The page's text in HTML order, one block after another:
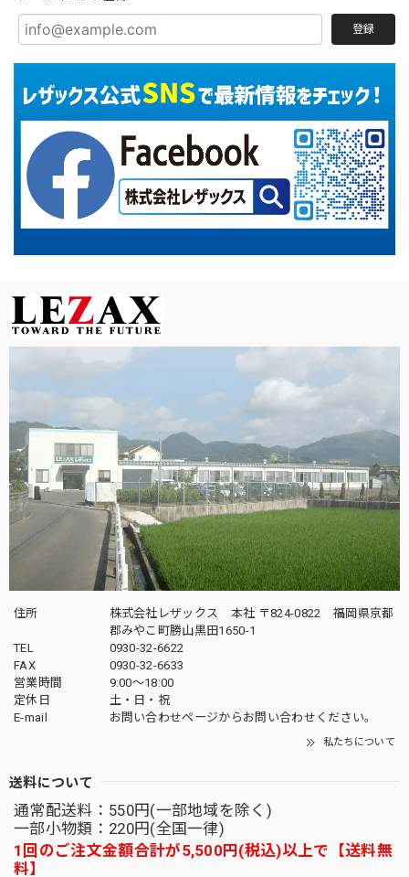
登録
住所
株式会社レザックス 本社 〒824-0822 福岡県京都
郡みやこ町勝山黒田1650-1
TEL
0930-32-6622
FAX
0930-32-6633
営業時間
9:00〜18:00
定休日
土・日・祝
E-mail
お問い合わせページからお問い合わせください。
私たちについて
送料について
通常配送料：550円(一部地域を除く)
一部小物類：220円(全国一律)
1回のご注文金額合計が5,500円(税込)以上で【送料無
料】